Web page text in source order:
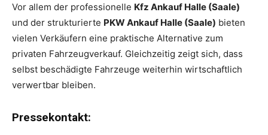
Vor allem der professionelle Kfz Ankauf Halle (Saale)
und der strukturierte PKW Ankauf Halle (Saale) bieten
vielen Verkäufern eine praktische Alternative zum
privaten Fahrzeugverkauf. Gleichzeitig zeigt sich, dass
selbst beschädigte Fahrzeuge weiterhin wirtschaftlich
verwertbar bleiben.
Pressekontakt: